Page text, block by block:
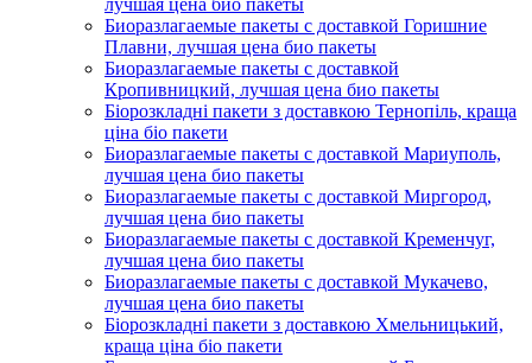
лучшая цена био пакеты
Биоразлагаемые пакеты с доставкой Горишние
Плавни, лучшая цена био пакеты
Биоразлагаемые пакеты с доставкой
Кропивницкий, лучшая цена био пакеты
Біорозкладні пакети з доставкою Тернопіль, краща
ціна біо пакети
Биоразлагаемые пакеты с доставкой Мариуполь,
лучшая цена био пакеты
Биоразлагаемые пакеты с доставкой Миргород,
лучшая цена био пакеты
Биоразлагаемые пакеты с доставкой Кременчуг,
лучшая цена био пакеты
Биоразлагаемые пакеты с доставкой Мукачево,
лучшая цена био пакеты
Біорозкладні пакети з доставкою Хмельницький,
краща ціна біо пакети